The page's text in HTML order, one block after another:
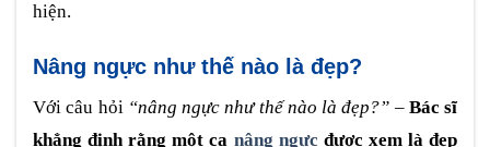
hiện.
Nâng ngực như thế nào là đẹp?
Với câu hỏi “nâng ngực như thế nào là đẹp?” – Bác sĩ
khẳng định rằng một ca nâng ngực được xem là đẹp